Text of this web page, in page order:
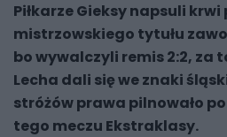
Piłkarze Gieksy napsuli
mistrzowskiego tytułu
bo wywalczyli remis 2:2, za
Lecha dali się we znaki
stróżów prawa pilnowało
tego meczu Ekstraklasy.